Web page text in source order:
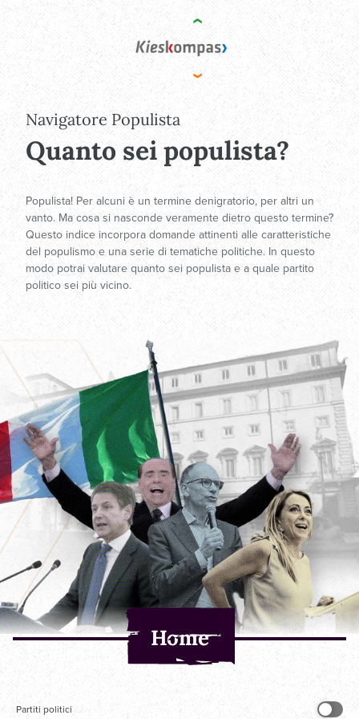
Navigatore Populista
Quanto sei populista?
Populista! Per alcuni è un termine denigratorio, per altri un
vanto. Ma cosa si nasconde veramente dietro questo termine?
Questo indice incorpora domande attinenti alle caratteristiche
del populismo e una serie di tematiche politiche. In questo
modo potrai valutare quanto sei populista e a quale partito
politico sei più vicino.
Home
Partiti politici